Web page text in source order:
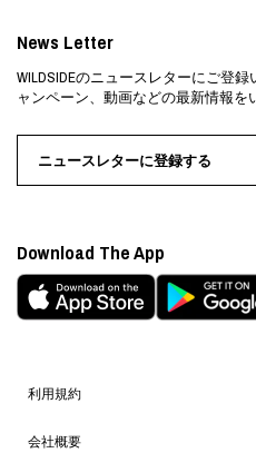
利用規約
会社概要
News Letter
WILDSIDEのニュースレターにご登
ャンペーン、動画などの最新情報を
ニュースレターに登録する
Download The App